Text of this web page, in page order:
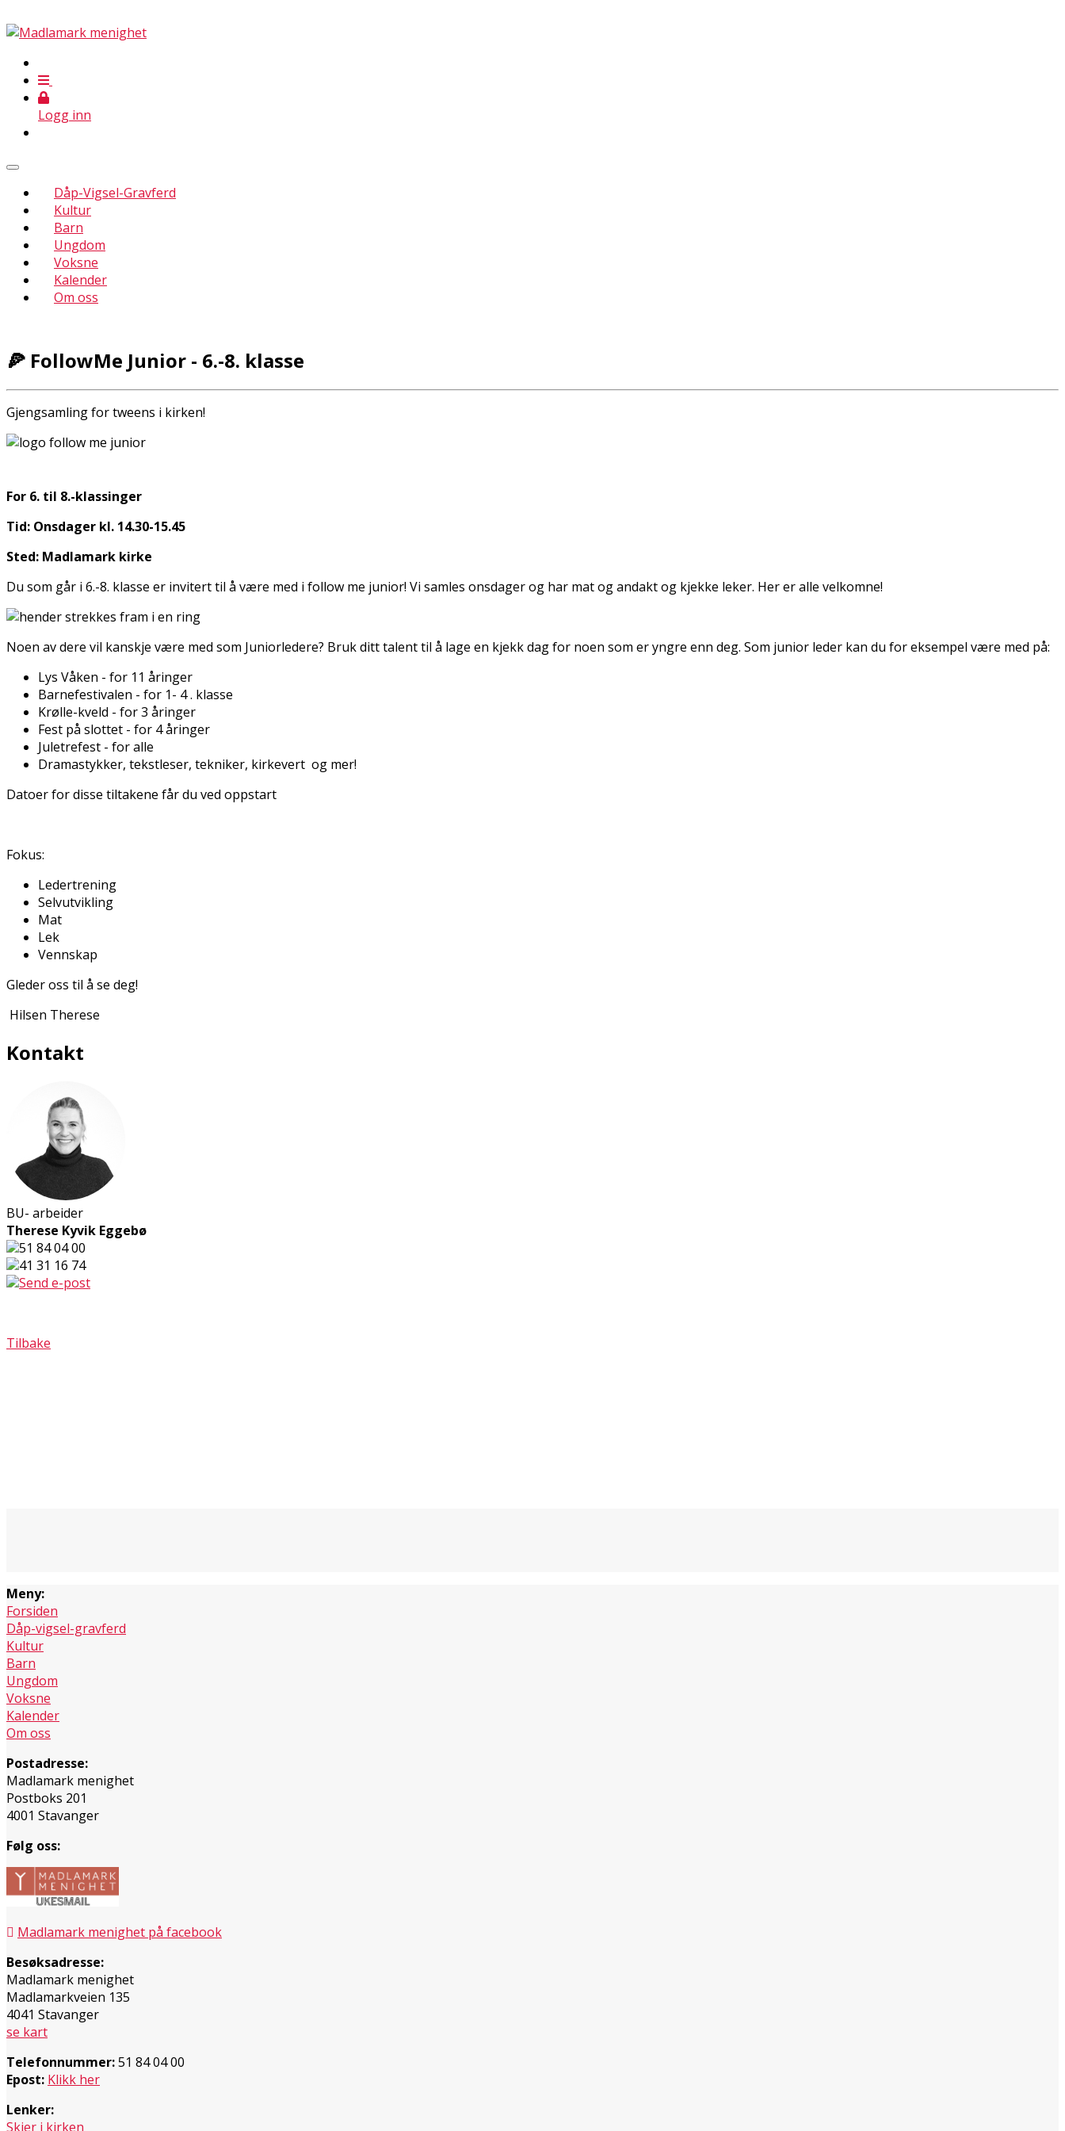
Logg inn
Dåp-Vigsel-Gravferd
Kultur
Barn
Ungdom
Voksne
Kalender
Om oss
🍕 FollowMe Junior - 6.-8. klasse
Gjengsamling for tweens i kirken!
For 6. til 8.-klassinger
Tid: Onsdager kl. 14.30-15.45
Sted: Madlamark kirke
Du som går i 6.-8. klasse er invitert til å være med i follow me junior! Vi samles onsdager og har mat og andakt og kjekke leker. Her er alle velkomne!
Noen av dere vil kanskje være med som Juniorledere? Bruk ditt talent til å lage en kjekk dag for noen som er yngre enn deg. Som junior leder kan du for eksempel være med på:
Lys Våken - for 11 åringer
Barnefestivalen - for 1- 4 . klasse
Krølle-kveld - for 3 åringer
Fest på slottet - for 4 åringer
Juletrefest - for alle
Dramastykker, tekstleser, tekniker, kirkevert og mer!
Datoer for disse tiltakene får du ved oppstart
Fokus:
Ledertrening
Selvutvikling
Mat
Lek
Vennskap
Gleder oss til å se deg!
Hilsen Therese
Kontakt
BU- arbeider
Therese Kyvik Eggebø
51 84 04 00
41 31 16 74
Send e-post
Tilbake
Meny:
Forsiden
Dåp-vigsel-gravferd
Kultur
Barn
Ungdom
Voksne
Kalender
Om oss
Postadresse:
Madlamark menighet
Postboks 201
4001 Stavanger
Følg oss:
Madlamark menighet på facebook
Besøksadresse:
Madlamark menighet
Madlamarkveien 135
4041 Stavanger
se kart
Telefonnummer:51 84 04 00
Epost: Klikk her
Lenker:
Skjer i kirken